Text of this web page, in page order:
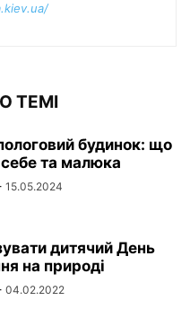
ТЕМІ
будинок: що
та малюка
15.05.2024
дитячий День
на природі
04.02.2022